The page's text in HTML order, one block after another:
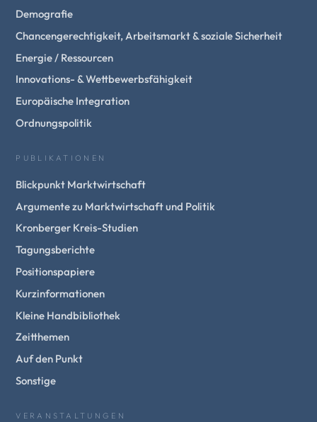
Demografie
Chancengerechtigkeit, Arbeitsmarkt & soziale Sicherheit
Energie / Ressourcen
Innovations- & Wettbewerbsfähigkeit
Europäische Integration
Ordnungspolitik
PUBLIKATIONEN
Blickpunkt Marktwirtschaft
Argumente zu Marktwirtschaft und Politik
Kronberger Kreis-Studien
Tagungsberichte
Positionspapiere
Kurzinformationen
Kleine Handbibliothek
Zeitthemen
Auf den Punkt
Sonstige
VERANSTALTUNGEN